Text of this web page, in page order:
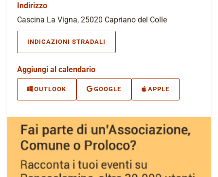
Indirizzo
Cascina La Vigna, 25020 Capriano del Colle
INDICAZIONI STRADALI
Aggiungi al calendario
OUTLOOK GOOGLE APPLE